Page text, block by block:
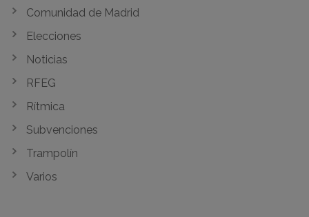
Comunidad de Madrid
Elecciones
Noticias
RFEG
Rítmica
Subvenciones
Trampolín
Varios